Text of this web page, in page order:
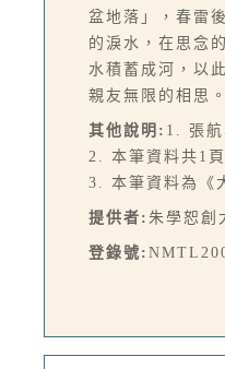
盆地落」，春雷
的淚水，在思念
水積蓄成河，以
親友無限的相思
其他說明: 1. 張航
2. 本筆資料共1
3. 本筆資料為《
提供者: 朱學恕創
登錄號: